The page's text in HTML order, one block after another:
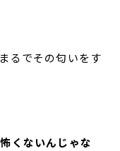
るでその匂いをす
くないんじゃな